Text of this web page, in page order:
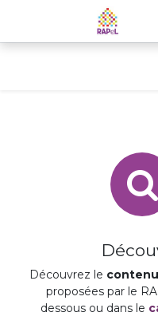
Découvrez le
proposées par le
dessous ou dans le